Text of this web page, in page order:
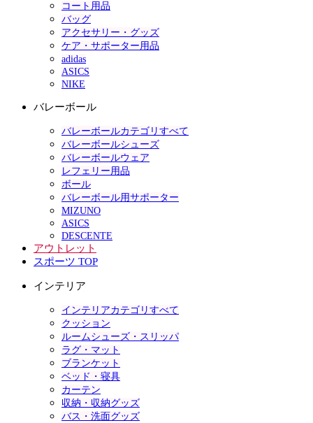
コート用品
バッグ
アクセサリー・グッズ
ケア・サポーター用品
adidas
ASICS
NIKE
バレーボール
バレーボールカテゴリすべて
バレーボールシューズ
バレーボールウェア
レフェリー用品
ボール
バレーボール用サポーター
MIZUNO
ASICS
DESCENTE
アウトレット
スポーツ TOP
インテリア
インテリアカテゴリすべて
クッション
ルームシューズ・スリッパ
ラグ・マット
ブランケット
ベッド・寝具
カーテン
収納・収納グッズ
バス・洗面グッズ